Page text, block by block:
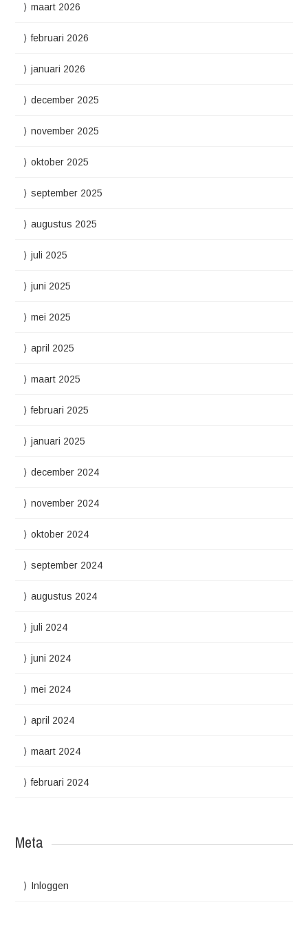
maart 2026
februari 2026
januari 2026
december 2025
november 2025
oktober 2025
september 2025
augustus 2025
juli 2025
juni 2025
mei 2025
april 2025
maart 2025
februari 2025
januari 2025
december 2024
november 2024
oktober 2024
september 2024
augustus 2024
juli 2024
juni 2024
mei 2024
april 2024
maart 2024
februari 2024
Meta
Inloggen